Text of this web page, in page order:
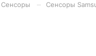
Сенсоры Сенсоры